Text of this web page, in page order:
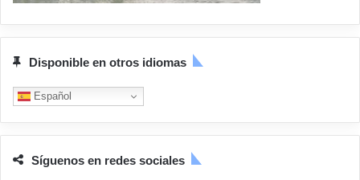
Disponible en otros idiomas
Español
Síguenos en redes sociales